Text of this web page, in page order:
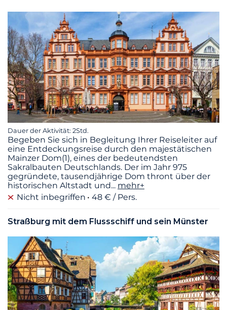
Dauer der Aktivität: 2Std.
Begeben Sie sich in Begleitung Ihrer Reiseleiter auf
eine Entdeckungsreise durch den majestätischen
Mainzer Dom(1), eines der bedeutendsten
Sakralbauten Deutschlands. Der im Jahr 975
gegründete, tausendjährige Dom thront über der
historischen Altstadt und... mehr+
Nicht inbegriffen
48 € / Pers.
Straßburg mit dem Flussschiff und sein Münster